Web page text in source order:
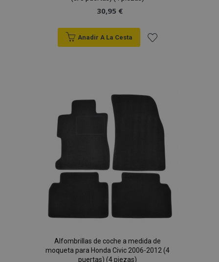
30,95 €
Anadir A La Cesta
Lista
de
Deseos
Alfombrillas de coche a medida de
moqueta para Honda Civic 2006-2012 (4
puertas) (4 piezas)